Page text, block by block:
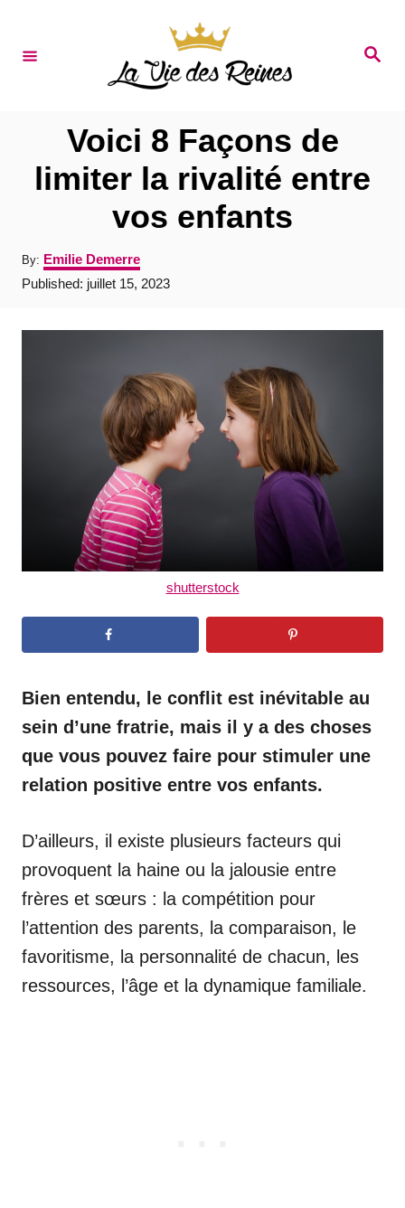
S
Voici 8 Façons de
limiter la rivalité entre
vos enfants
By: A
u
t
o
Emilie Demerre
P
Published: juillet 15, 2023
shutterstock
Bien entendu, le conflit est inévitable au
sein d’une fratrie, mais il y a des choses
que vous pouvez faire pour stimuler une
relation positive entre vos enfants.
D’ailleurs, il existe plusieurs facteurs qui
provoquent la haine ou la jalousie entre
frères et sœurs : la compétition pour
l’attention des parents, la comparaison, le
favoritisme, la personnalité de chacun, les
ressources, l’âge et la dynamique familiale.